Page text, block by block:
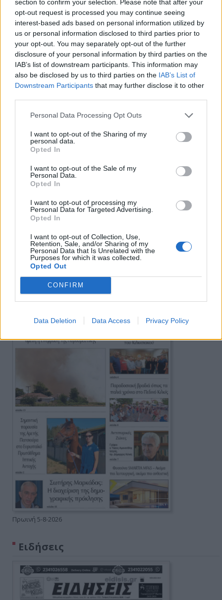
section to confirm your selection. Please note that after your
opt-out request is processed you may continue seeing
interest-based ads based on personal information utilized by
us or personal information disclosed to third parties prior to
your opt-out. You may separately opt-out of the further
disclosure of your personal information by third parties on the
IAB’s list of downstream participants. This information may
also be disclosed by us to third parties on the IAB’s List of
Downstream Participants that may further disclose it to other
Personal Data Processing Opt Outs
I want to opt-out of the Sharing of my
personal data.
Opted In
I want to opt-out of the Sale of my
Personal Data.
Opted In
I want to opt-out of processing my
Personal Data for Targeted Advertising.
Opted In
I want to opt-out of Collection, Use,
Retention, Sale, and/or Sharing of my
Personal Data that Is Unrelated with the
Purposes for which it was collected.
Opted Out
CONFIRM
Data Deletion Data Access Privacy Policy
Πρωινή
Πρωινή 5-8-2026
Ειδήσεις